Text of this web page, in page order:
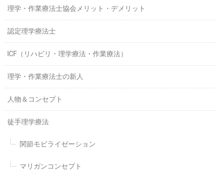
理学・作業療法士協会メリット・デメリット
認定理学療法士
ICF（リハビリ・理学療法・作業療法）
理学・作業療法士の新人
人物＆コンセプト
徒手理学療法
関節モビライゼーション
マリガンコンセプト